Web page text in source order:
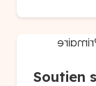
Soutien